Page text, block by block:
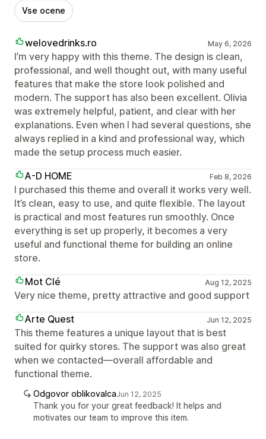
Vse ocene
welovedrinks.ro May 6, 2026
I’m very happy with this theme. The design is clean,
professional, and well thought out, with many useful
features that make the store look polished and
modern. The support has also been excellent. Olivia
was extremely helpful, patient, and clear with her
explanations. Even when I had several questions, she
always replied in a kind and professional way, which
made the setup process much easier.
A-D HOME
Feb 8, 2026
I purchased this theme and overall it works very well.
It’s clean, easy to use, and quite flexible. The layout
is practical and most features run smoothly. Once
everything is set up properly, it becomes a very
useful and functional theme for building an online
store.
Mot Clé
Aug 12, 2025
Very nice theme, pretty attractive and good support
Arte Quest
Jun 12, 2025
This theme features a unique layout that is best
suited for quirky stores. The support was also great
when we contacted—overall affordable and
functional theme.
Odgovor oblikovalcaJun 12, 2025
Thank you for your great feedback! It helps and
motivates our team to improve this item.